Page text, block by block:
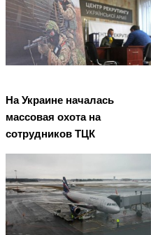
На Украине началась
массовая охота на
сотрудников ТЦК